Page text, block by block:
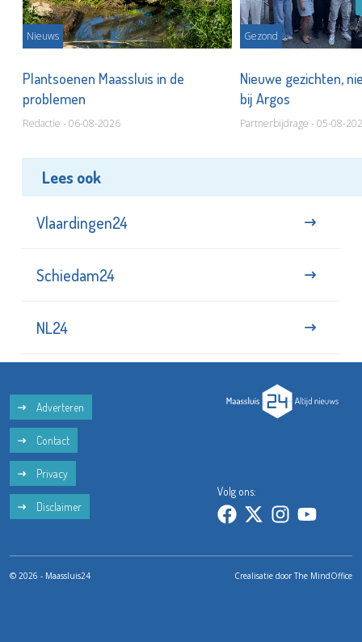
Nieuws
Plantsoenen Maassluis in de
problemen
Redactie - 06-08-2026
Gezond
Nieuwe gezichten,
bij Argos
Partnerbijdrage - 05-08-
Lees ook
Vlaardingen24
Schiedam24
NL24
Adverteren
Contact
Privacy
Disclaimer
Volg ons:
© 2026 - Maassluis24 Crealisatie doorThe MindOffice